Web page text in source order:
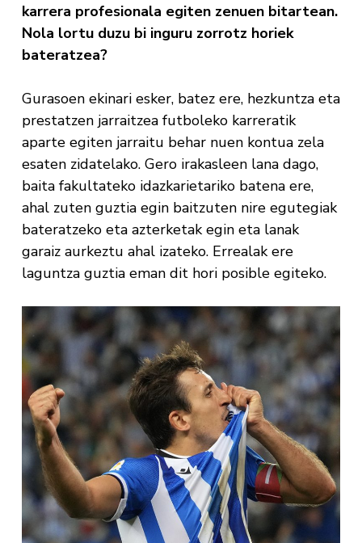
karrera profesionala egiten zenuen bitartean.
Nola lortu duzu bi inguru zorrotz horiek
bateratzea?
Gurasoen ekinari esker, batez ere, hezkuntza eta
prestatzen jarraitzea futboleko karreratik
aparte egiten jarraitu behar nuen kontua zela
esaten zidatelako. Gero irakasleen lana dago,
baita fakultateko idazkarietariko batena ere,
ahal zuten guztia egin baitzuten nire egutegiak
bateratzeko eta azterketak egin eta lanak
garaiz aurkeztu ahal izateko. Errealak ere
laguntza guztia eman dit hori posible egiteko.